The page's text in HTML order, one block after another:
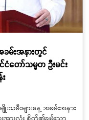
ခမ်းအနားတွင်
တော်သမ္မတ ဦးမင်း
သမီးများနေ့ အခမ်းအနား